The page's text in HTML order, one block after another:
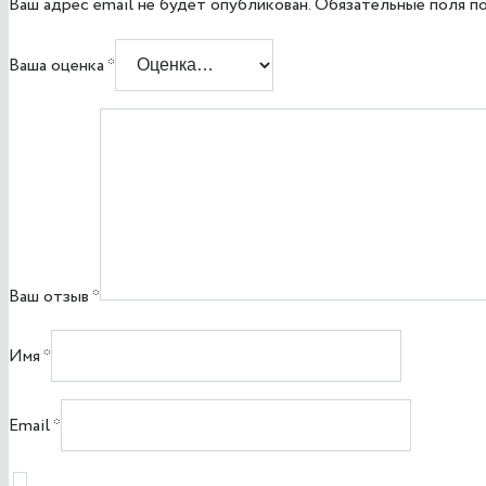
Ваша оценка*
Ваш отзыв*
Имя*
Email*